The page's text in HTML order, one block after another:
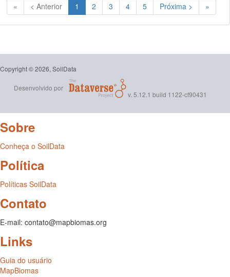
« < Anterior 1 (Atual)
2 3 4 5 Próxima > »
Copyright © 2026, SoilData
Desenvolvido por
v. 5.12.1 build 1122-cf90431
Sobre
Conheça o SoilData
Política
Políticas SoilData
Contato
E-mail: contato@mapbiomas.org
Links
Guia do usuário
MapBiomas